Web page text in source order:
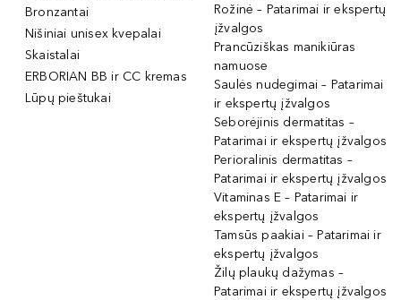
Bronzantai
Nišiniai unisex kvepalai
Skaistalai
ERBORIAN BB ir CC kremas
Lūpų pieštukai
Rožinė – Patarimai ir ekspertų
įžvalgos
Prancūziškas manikiūras
namuose
Saulės nudegimai – Patarimai
ir ekspertų įžvalgos
Seborėjinis dermatitas –
Patarimai ir ekspertų įžvalgos
Perioralinis dermatitas –
Patarimai ir ekspertų įžvalgos
Vitaminas E – Patarimai ir
ekspertų įžvalgos
Tamsūs paakiai – Patarimai ir
ekspertų įžvalgos
Žilų plaukų dažymas –
Patarimai ir ekspertų įžvalgos